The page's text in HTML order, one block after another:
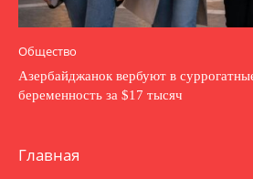
Общество
Азербайджанок вербуют в
беременность за $17 тысяч
Главная